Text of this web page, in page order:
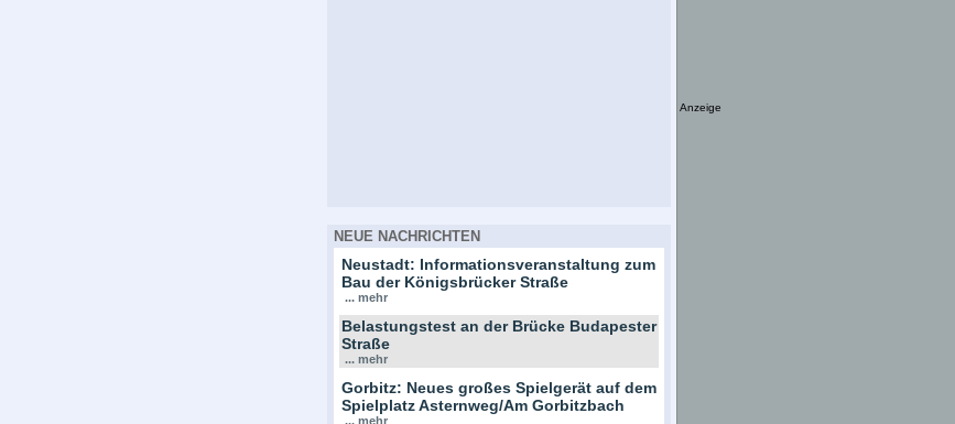
NEUE NACHRICHTEN
Neustadt: Informationsveranstaltung zum
Bau der Königsbrücker Straße
... mehr
Belastungstest an der Brücke Budapester
Straße
... mehr
Gorbitz: Neues großes Spielgerät auf dem
Spielplatz Asternweg/Am Gorbitzbach
... mehr
Anzeige